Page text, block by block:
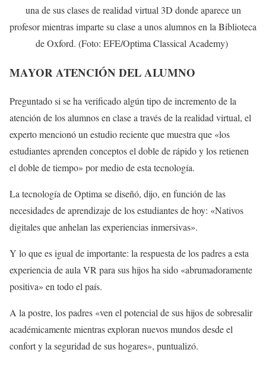
una de sus clases de realidad virtual 3D donde aparece un
profesor mientras imparte su clase a unos alumnos en la Biblioteca
de Oxford. (Foto: EFE/Optima Classical Academy)
MAYOR ATENCIÓN DEL ALUMNO
Preguntado si se ha verificado algún tipo de incremento de la
atención de los alumnos en clase a través de la realidad virtual, el
experto mencionó un estudio reciente que muestra que «los
estudiantes aprenden conceptos el doble de rápido y los retienen
el doble de tiempo» por medio de esta tecnología.
La tecnología de Optima se diseñó, dijo, en función de las
necesidades de aprendizaje de los estudiantes de hoy: «Nativos
digitales que anhelan las experiencias inmersivas».
Y lo que es igual de importante: la respuesta de los padres a esta
experiencia de aula VR para sus hijos ha sido «abrumadoramente
positiva» en todo el país.
A la postre, los padres «ven el potencial de sus hijos de sobresalir
académicamente mientras exploran nuevos mundos desde el
confort y la seguridad de sus hogares», puntualizó.